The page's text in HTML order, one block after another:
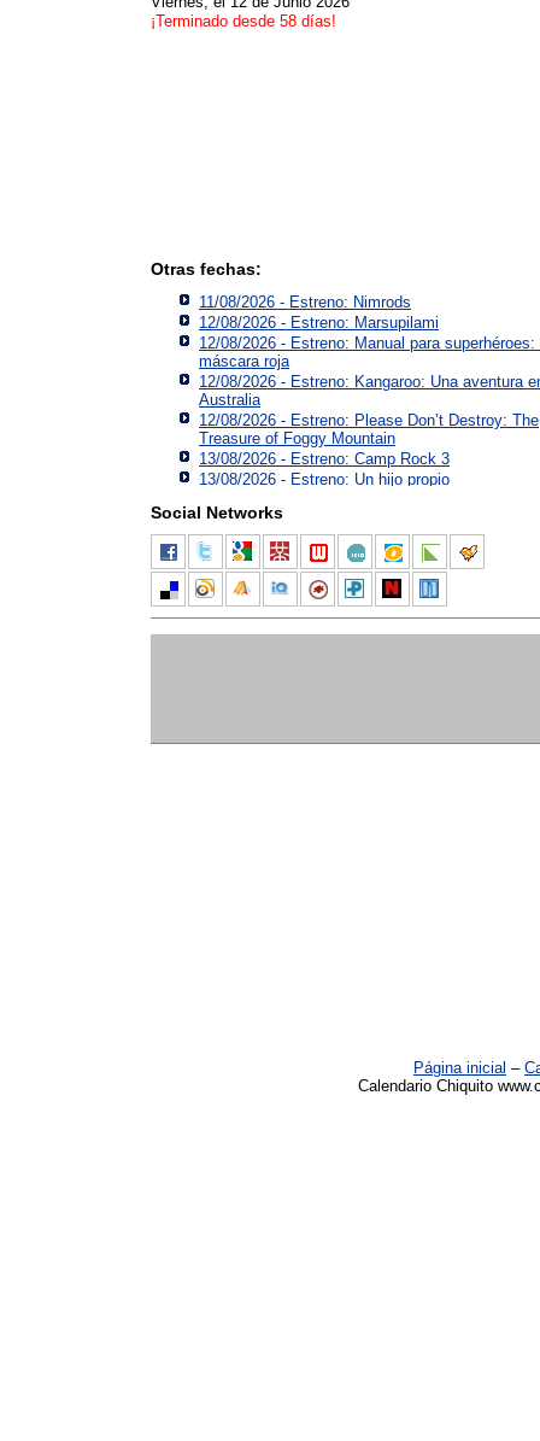
¡Terminado desde 58 días!
Otras fechas:
11/08/2026 - Estreno: Nimrods
12/08/2026 - Estreno: Marsupilami
12/08/2026 - Estreno: Manual para superhéroes:
máscara roja
12/08/2026 - Estreno: Kangaroo: Una aventura
Australia
12/08/2026 - Estreno: Please Don’t Destroy: The
Treasure of Foggy Mountain
13/08/2026 - Estreno: Camp Rock 3
13/08/2026 - Estreno: Un hijo propio
Social Networks
Página inicial –
Calendario Chiquito